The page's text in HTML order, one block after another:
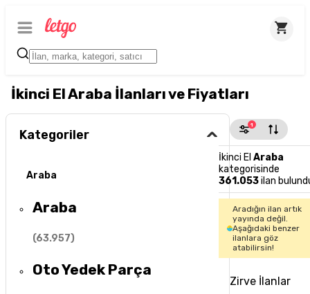
İkinci El Araba İlanları ve Fiyatları
Kategoriler
Araba
Araba
(63.957)
Oto Yedek Parça
1
İkinci El Araba
kategorisinde
361.053ilan
Aradığın ilan artık
yayında değil.
Aşağıdaki benzer
ilanlara göz
atabilirsin!
Zirve İlanlar